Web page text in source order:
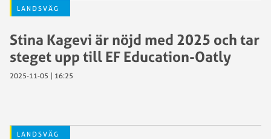
LANDSVÄG
Stina Kagevi är nöjd med 2025 och tar
steget upp till EF Education-Oatly
2025-11-05 | 16:25
LANDSVÄG